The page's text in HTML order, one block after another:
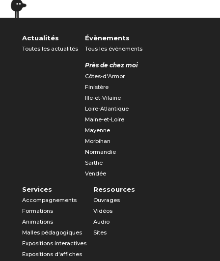
Actualités
Toutes les actualités
Évènements
Tous les évènements
Près de chez moi
Côtes-d'Armor
Finistère
Ille-et-Vilaine
Loire-Atlantique
Maine-et-Loire
Mayenne
Morbihan
Normandie
Sarthe
Vendée
Services
Accompagnements
Formations
Animations
Malles pédagogiques
Expositions interactives
Expositions d'affiches
Ressources
Ouvrages
Vidéos
Audio
Sites